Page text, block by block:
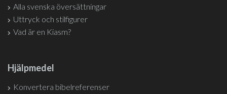
Alla svenska översättningar
Uttryck och stilfigurer
Vad är en Kiasm?
Hjälpmedel
Konvertera bibelreferenser